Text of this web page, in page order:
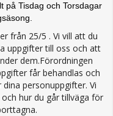
på Tisdag och Torsdagar
från 25/5 . Vi vill att du
uppgifter till oss och att
dem.Förordningen
får behandlas och
personuppgifter. Vi
hur du går tillväga för